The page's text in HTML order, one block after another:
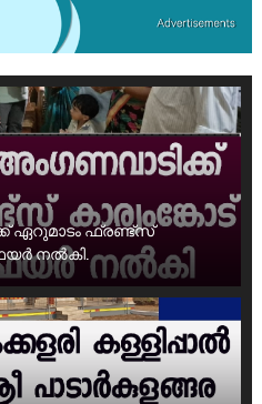
ഏറുമാടം ഫ്രണ്ട്സ്
നൽകി.